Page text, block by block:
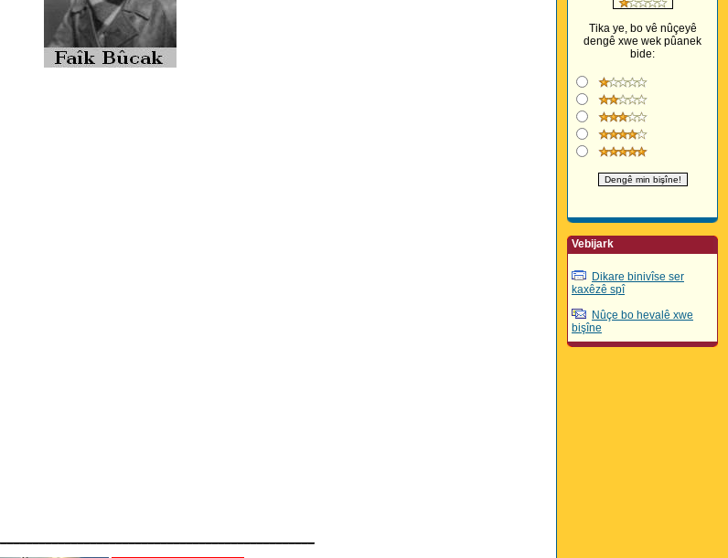
Tika ye, bo vê nûçeyê
dengê xwe wek pûanek
bide:
Vebijark
Dikare binivîse ser
kaxêzê spî
Nûçe bo hevalê xwe
bişîne